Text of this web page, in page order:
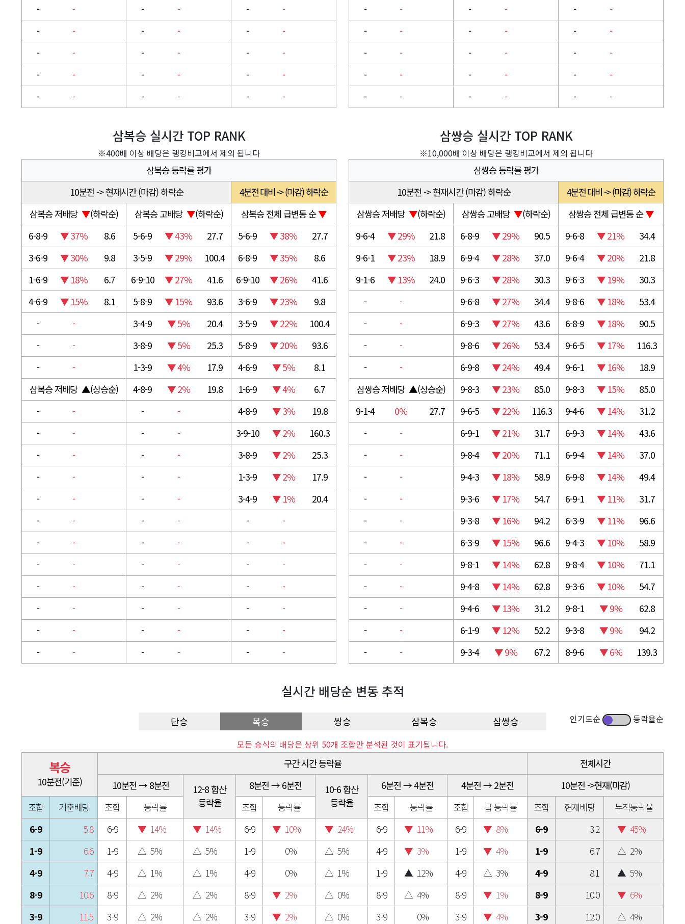
-
- - - -
-
-
- - - -
-
-
- - - -
-
-
- - - -
-
-
- - - - -
-
- - - -
-
-
- - - -
-
-
- - - -
-
-
- - - -
-
-
- - - - -
삼복승 실시간 TOP RANK
※400배 이상 배당은 랭킹비교에서 제외 됩니다
삼복승 등락률 평가
10분전 -> 현재시간 (마감) 하락순
4분전 대비 -> (마감) 하락순
삼복승 저배당 ▼(하락순) 삼복승 고배당 ▼(하락순) 삼복승 전체 급변동 순▼
6-8-9
▼ 37% 8.6 5-6-9 ▼ 43% 27.7 5-6-9 ▼ 38%
27.7
3-6-9
▼ 30% 9.8 3-5-9 ▼ 29% 100.4 6-8-9 ▼ 35%
8.6
1-6-9
▼ 18% 6.7 6-9-10 ▼ 27% 41.6 6-9-10 ▼ 26%
41.6
4-6-9
▼ 15% 8.1 5-8-9 ▼ 15% 93.6 3-6-9 ▼ 23%
9.8
-
- 3-4-9 ▼ 5% 20.4 3-5-9 ▼ 22%
100.4
-
- 3-8-9 ▼ 5% 25.3 5-8-9 ▼ 20%
93.6
-
- 1-3-9 ▼ 4% 17.9 4-6-9 ▼ 5%
8.1
삼복승 저배당 ▲(상승순)
4-8-9 ▼ 2% 19.8 1-6-9 ▼ 4%
6.7
-
- - - 4-8-9 ▼ 3%
19.8
-
- - - 3-9-10 ▼ 2%
160.3
-
- - - 3-8-9 ▼ 2%
25.3
-
- - - 1-3-9 ▼ 2%
17.9
-
- - - 3-4-9 ▼ 1%
20.4
-
- - - -
-
-
- - - -
-
-
- - - -
-
-
- - - -
-
-
- - - -
-
-
- - - -
-
-
- - - - -
삼쌍승 실시간 TOP RANK
※10,000배 이상 배당은 랭킹비교에서 제외 됩니다
삼쌍승 등락률 평가
10분전 -> 현재시간 (마감) 하락순
4분전 대비 -> (마감) 하락순
삼쌍승 저배당 ▼(하락순) 삼쌍승 고배당 ▼(하락순) 삼쌍승 전체 급변동 순▼
9-6-4
▼ 29% 21.8 6-8-9 ▼ 29% 90.5 9-6-8 ▼ 21%
34.4
9-6-1
▼ 23% 18.9 6-9-4 ▼ 28% 37.0 9-6-4 ▼ 20%
21.8
9-1-6
▼ 13% 24.0 9-6-3 ▼ 28% 30.3 9-6-3 ▼ 19%
30.3
-
- 9-6-8 ▼ 27% 34.4 9-8-6 ▼ 18%
53.4
-
- 6-9-3 ▼ 27% 43.6 6-8-9 ▼ 18%
90.5
-
- 9-8-6 ▼ 26% 53.4 9-6-5 ▼ 17%
116.3
-
- 6-9-8 ▼ 24% 49.4 9-6-1 ▼ 16%
18.9
삼쌍승 저배당 ▲(상승순)
9-8-3 ▼ 23% 85.0 9-8-3 ▼ 15%
85.0
9-1-4
0% 27.7 9-6-5 ▼ 22% 116.3 9-4-6 ▼ 14%
31.2
-
- 6-9-1 ▼ 21% 31.7 6-9-3 ▼ 14%
43.6
-
- 9-8-4 ▼ 20% 71.1 6-9-4 ▼ 14%
37.0
-
- 9-4-3 ▼ 18% 58.9 6-9-8 ▼ 14%
49.4
-
- 9-3-6 ▼ 17% 54.7 6-9-1 ▼ 11%
31.7
-
- 9-3-8 ▼ 16% 94.2 6-3-9 ▼ 11%
96.6
-
- 6-3-9 ▼ 15% 96.6 9-4-3 ▼ 10%
58.9
-
- 9-8-1 ▼ 14% 62.8 9-8-4 ▼ 10%
71.1
-
- 9-4-8 ▼ 14% 62.8 9-3-6 ▼ 10%
54.7
-
- 9-4-6 ▼ 13% 31.2 9-8-1 ▼ 9%
62.8
-
- 6-1-9 ▼ 12% 52.2 9-3-8 ▼ 9%
94.2
-
- 9-3-4 ▼ 9% 67.2 8-9-6 ▼ 6% 139.3
실시간 배당순 변동 추적
단승 복승 쌍승 삼복승 삼쌍승 인기도순 등락율순
모든 승식의 배당은 상위 50개 조합만 분석된 것이 표기됩니다.
복승
10분전(기준)
구간 시간 등락율
전체시간
10분전 → 8분전
12-8 합산
등락율
8분전 → 6분전
10-6 합산
등락율
6분전 → 4분전 4분전 → 2분전
10분전 ->현재(마감)
조합
기준배당 조합 등락률 조합 등락률 조합 등락률 조합 급 등락률 조합 현재배당
누적등락율
6-9
5.8 6-9 ▼ 14% ▼ 14% 6-9 ▼ 10% ▼ 24% 6-9 ▼ 11% 6-9 ▼ 8% 6-9 3.2 ▼ 45%
1-9
6.6 1-9 △ 5% △ 5% 1-9 0% △ 5% 4-9 ▼ 3% 1-9 ▼ 4% 1-9 6.7 △ 2%
4-9
7.7 4-9 △ 1% △ 1% 4-9 0% △ 1% 1-9 ▲ 12% 4-9 △ 3% 4-9 8.1 ▲ 5%
8-9
10.6 8-9 △ 2% △ 2% 8-9 ▼ 2% △ 0% 8-9 △ 4% 8-9 ▼ 1% 8-9 10.0 ▼ 6%
3-9
11.5 3-9 △ 2% △ 2% 3-9 ▼ 2% △ 0% 3-9 0% 3-9 ▼ 4% 3-9 12.0 △ 4%